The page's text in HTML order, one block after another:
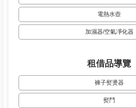
電熱水壺
加濕器/空氣凈化器
租借品導覽
褲子熨燙器
熨鬥